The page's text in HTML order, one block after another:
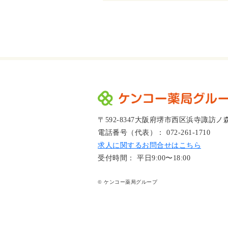
〒592-8347大阪府堺市西区浜寺諏訪ノ
電話番号（代表）： 072-261-1710
求人に関するお問合せはこちら
受付時間： 平日9:00〜18:00
© ケンコー薬局グループ